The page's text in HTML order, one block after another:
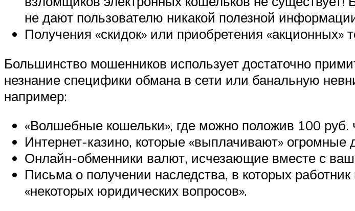
не дают пользователю никакой полезной
Получения «скидок» или приобретения «акционных»
Большинство мошенников использует достаточно
незнание специфики обмана в сети или банальную
например:
«Волшебные кошельки», где можно положив 100 руб.
Интернет-казино, которые «выплачивают» огромные
Онлайн-обменники валют, исчезающие вместе с
Письма о получении наследства, в которых
«некоторых юридических вопросов».